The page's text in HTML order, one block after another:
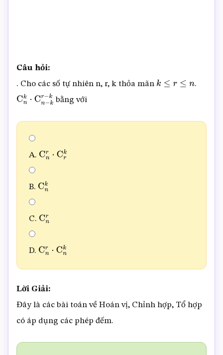
Câu hỏi:
. Cho các số tự nhiên n, r, k thỏa mãn k ≤r≤ n .
Cn Cn−kr−k
bằng với
A. Cn Crk
B. Cn
C. Cn
D. Cn Cnk
Lời Giải:
Đây là các bài toán về Hoán vị, Chỉnh hợp, Tổ hợp
có áp dụng các phép đếm.